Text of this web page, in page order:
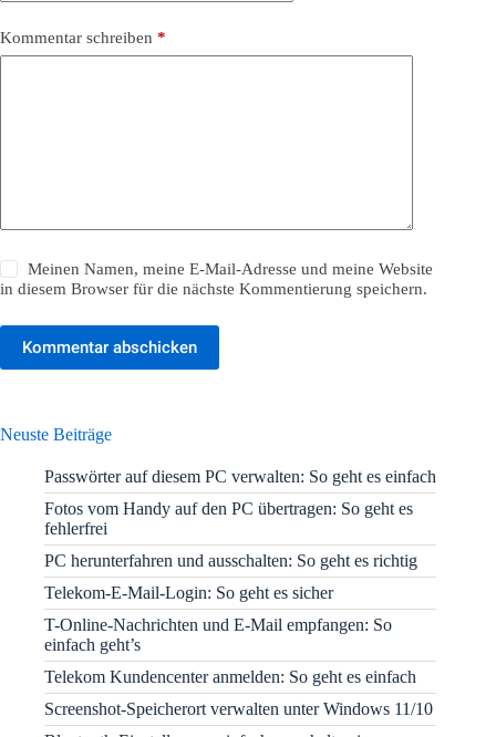
Kommentar schreiben *
Meinen Namen, meine E-Mail-Adresse und meine Website
in diesem Browser für die nächste Kommentierung speichern.
Kommentar abschicken
Neuste Beiträge
Passwörter auf diesem PC verwalten: So geht es einfach
Fotos vom Handy auf den PC übertragen: So geht es
fehlerfrei
PC herunterfahren und ausschalten: So geht es richtig
Telekom-E-Mail-Login: So geht es sicher
T-Online-Nachrichten und E-Mail empfangen: So
einfach geht’s
Telekom Kundencenter anmelden: So geht es einfach
Screenshot-Speicherort verwalten unter Windows 11/10